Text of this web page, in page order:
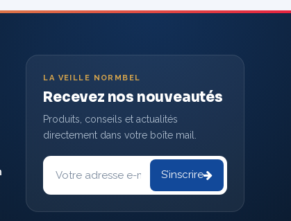
LA VEILLE NORMBEL
Recevez nos nouveautés
Produits, conseils et actualités
directement dans votre boîte mail.
Votre
adresse
mail
S’inscrire